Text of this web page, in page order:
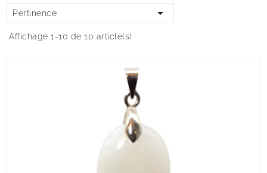
Pertinence 
Affichage 1-10 de 10 article(s)